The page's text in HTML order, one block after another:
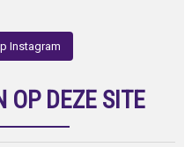
Instagram
OP DEZE SITE